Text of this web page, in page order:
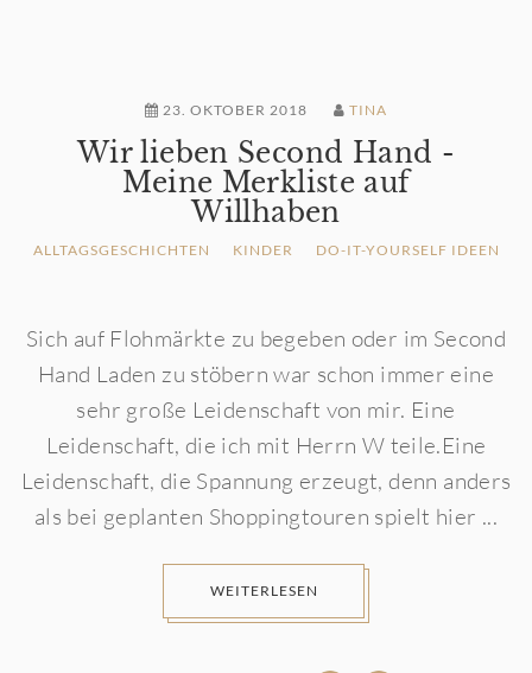
23. OKTOBER 2018 TINA
Wir lieben Second Hand -
Meine Merkliste auf
Willhaben
ALLTAGSGESCHICHTEN KINDER DO-IT-YOURSELF IDEEN
Sich auf Flohmärkte zu begeben oder im Second
Hand Laden zu stöbern war schon immer eine
sehr große Leidenschaft von mir. Eine
Leidenschaft, die ich mit Herrn W teile.Eine
Leidenschaft, die Spannung erzeugt, denn anders
als bei geplanten Shoppingtouren spielt hier ...
WEITERLESEN